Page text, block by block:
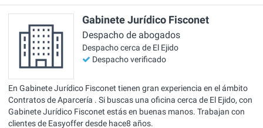
Gabinete Jurídico Fisconet
Despacho de abogados
Despacho cerca de El Ejido
Despacho verificado
En Gabinete Jurídico Fisconet tienen gran experiencia en el ámbito
Contratos de Aparcería . Si buscas una oficina cerca de El Ejido, con
Gabinete Jurídico Fisconet estás en buenas manos. Trabajan con
clientes de Easyoffer desde hace8 años.